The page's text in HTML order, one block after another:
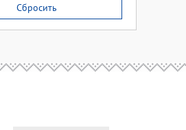
Сбросить